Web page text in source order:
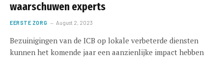
waarschuwen experts
EERSTE ZORG August 2, 2023
Bezuinigingen van de ICB op lokale verbeterde diensten
kunnen het komende jaar een aanzienlijke impact hebben